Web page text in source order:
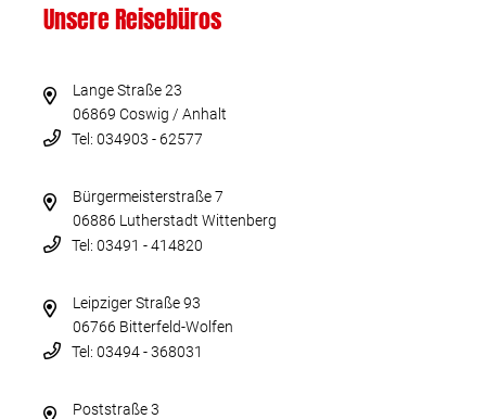
Unsere Reisebüros
Lange Straße 23
06869 Coswig / Anhalt
Tel: 034903 - 62577
Bürgermeisterstraße 7
06886 Lutherstadt Wittenberg
Tel: 03491 - 414820
Leipziger Straße 93
06766 Bitterfeld-Wolfen
Tel: 03494 - 368031
Poststraße 3